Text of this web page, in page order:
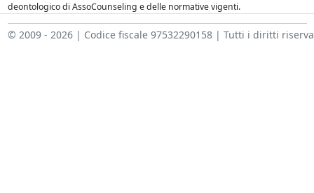
deontologico di AssoCounseling e delle normative vigenti.
© 2009 - 2026 | Codice fiscale 97532290158 | Tutti i diritti